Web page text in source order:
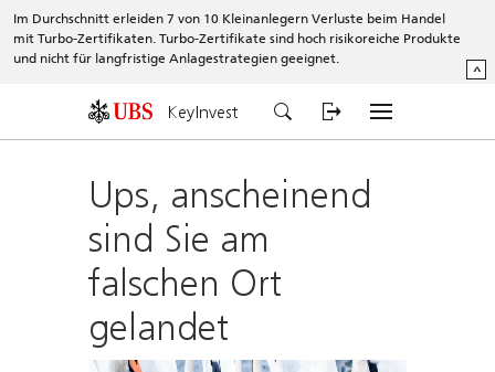
Im Durchschnitt erleiden 7 von 10 Kleinanlegern Verluste beim Handel
mit Turbo-Zertifikaten. Turbo-Zertifikate sind hoch risikoreiche Produkte
und nicht für langfristige Anlagestrategien geeignet.
^
KeyInvest
Ups, anscheinend
sind Sie am
falschen Ort
gelandet